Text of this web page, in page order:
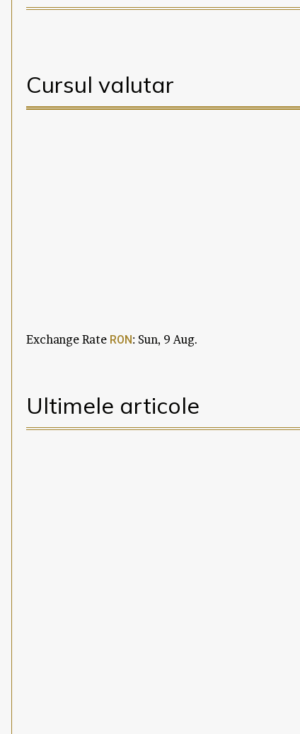
Cursul valutar
Exchange Rate RON: Sun, 9 Aug.
Ultimele articole